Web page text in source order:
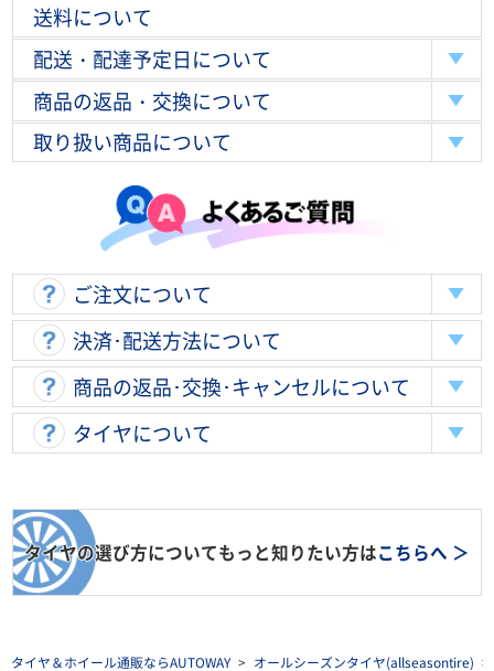
送料について
配送・配達予定日について
商品の返品・交換について
取り扱い商品について
ご注文について
決済･配送方法について
商品の返品･交換･キャンセルについて
タイヤについて
タイヤの選び方についてもっと知りたい方はこちらへ ＞
タイヤ＆ホイール通販ならAUTOWAY > オールシーズンタイヤ(allseasontire) >